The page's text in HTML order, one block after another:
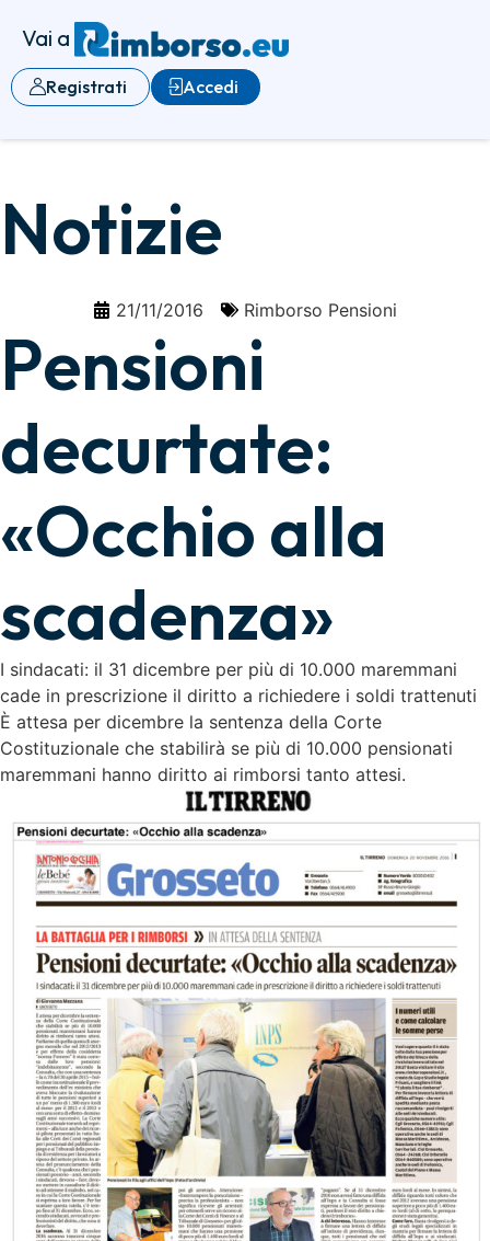
Vai a
Accedi
Registrati
Notizie
21/11/2016 Rimborso Pensioni
Pensioni
decurtate:
«Occhio alla
scadenza»
I sindacati: il 31 dicembre per più di 10.000 maremmani
cade in prescrizione il diritto a richiedere i soldi trattenuti
È attesa per dicembre la sentenza della Corte
Costituzionale che stabilirà se più di 10.000 pensionati
maremmani hanno diritto ai rimborsi tanto attesi.